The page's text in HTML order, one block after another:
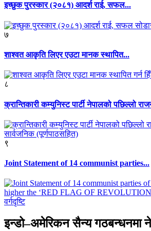
इच्छुक पुरस्कार (२०८१) आदर्श राई, सफल...
७
शाश्वत आकृति लिएर एउटा मानक स्थापित...
८
क्रान्तिकारी कम्युनिस्ट पार्टी नेपालको पछिल्लो
९
Joint Statement of 14 communist parties...
वर्गदृष्टि
इन्डो–अमेरिकन सैन्य गठबन्धनमा